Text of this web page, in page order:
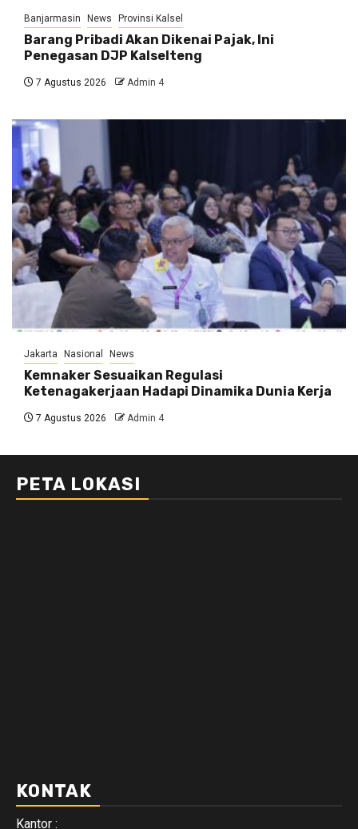
Banjarmasin News Provinsi Kalsel
Barang Pribadi Akan Dikenai Pajak, Ini
Penegasan DJP Kalselteng
7 Agustus 2026 Admin 4
Jakarta Nasional News
Kemnaker Sesuaikan Regulasi
Ketenagakerjaan Hadapi Dinamika Dunia Kerja
7 Agustus 2026 Admin 4
PETA LOKASI
KONTAK
Kantor :